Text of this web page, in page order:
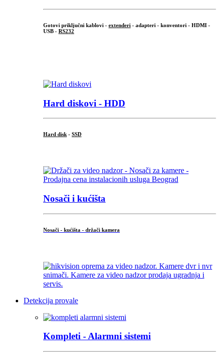
Gotovi priključni kablovi - extenderi - adapteri - konventori - HDMI -
USB - RS232
Hard diskovi - HDD
Hard disk - SSD
Nosači i kućišta
Nosači - kućišta - držači kamera
Detekcija provale
Kompleti - Alarmni sistemi